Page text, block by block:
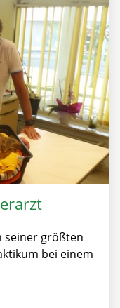
seiner größten
bei einem